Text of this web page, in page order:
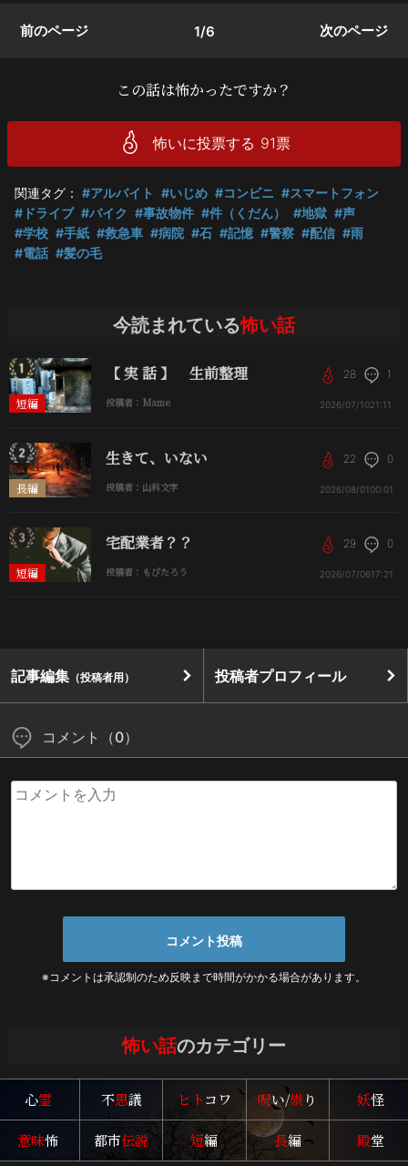
前のページ 次のページ
1/6
この話は怖かったですか？
怖いに投票する 91票
関連タグ： #アルバイト #いじめ #コンビニ #スマートフォン
#ドライブ #バイク #事故物件 #件（くだん） #地獄 #声
#学校 #手紙 #救急車 #病院 #石 #記憶 #警察 #配信 #雨
#電話 #髪の毛
今読まれている怖い話
短編
【 実 話 】 生前整理
投稿者：Mame
28 1
2026/07/1021:11
長編
生きて、いない
投稿者：山科文字
22 0
2026/08/01 00:01
短編
宅配業者？？
投稿者：もぴたろう
29 0
2026/07/0617:21
記事編集 （投稿者用） 投稿者プロフィール
コメント（0）
※コメントは承認制のため反映まで時間がかかる場合があります。
怖い話のカテゴリー
心霊 不思議 ヒトコワ 呪い/祟り 妖怪
意味怖 都市伝説 短編 長編 殿堂